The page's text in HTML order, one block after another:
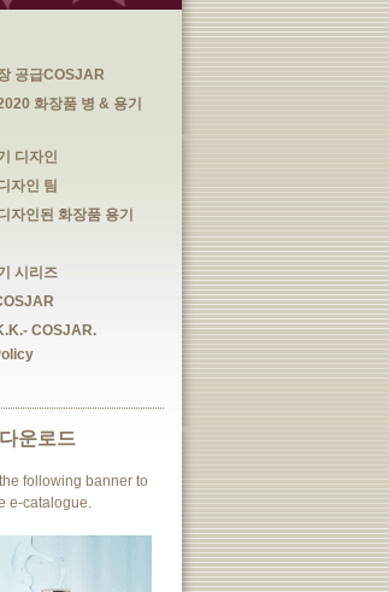
공급COSJAR
화장품 병 & 용기
디자인
자인 팀
자인된 화장품 용기
시리즈
COSJAR.
운로드
following banner to
e-catalogue.